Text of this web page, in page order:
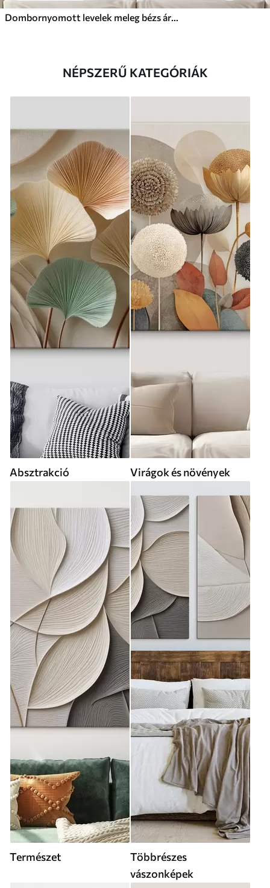
Dombornyomott levelek meleg bézs árnyalatokban
NÉPSZERŰ KATEGÓRIÁK
Absztrakció Virágok és növények
Természet
Többrészes
vászonképek